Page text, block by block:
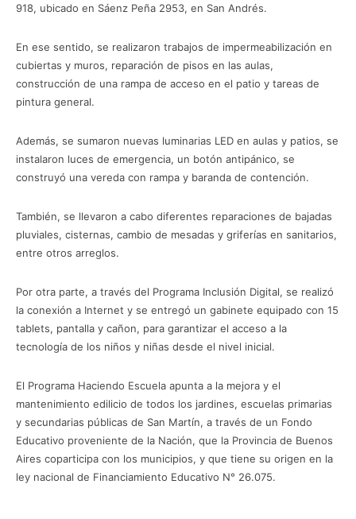
918, ubicado en Sáenz Peña 2953, en San Andrés.
En ese sentido, se realizaron trabajos de impermeabilización en
cubiertas y muros, reparación de pisos en las aulas,
construcción de una rampa de acceso en el patio y tareas de
pintura general.
Además, se sumaron nuevas luminarias LED en aulas y patios, se
instalaron luces de emergencia, un botón antipánico, se
construyó una vereda con rampa y baranda de contención.
También, se llevaron a cabo diferentes reparaciones de bajadas
pluviales, cisternas, cambio de mesadas y griferías en sanitarios,
entre otros arreglos.
Por otra parte, a través del Programa Inclusión Digital, se realizó
la conexión a Internet y se entregó un gabinete equipado con 15
tablets, pantalla y cañon, para garantizar el acceso a la
tecnología de los niños y niñas desde el nivel inicial.
El Programa Haciendo Escuela apunta a la mejora y el
mantenimiento edilicio de todos los jardines, escuelas primarias
y secundarias públicas de San Martín, a través de un Fondo
Educativo proveniente de la Nación, que la Provincia de Buenos
Aires coparticipa con los municipios, y que tiene su origen en la
ley nacional de Financiamiento Educativo N° 26.075.